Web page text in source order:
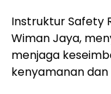
Instruktur Safety
Wiman Jaya,
menjaga
kenyamanan